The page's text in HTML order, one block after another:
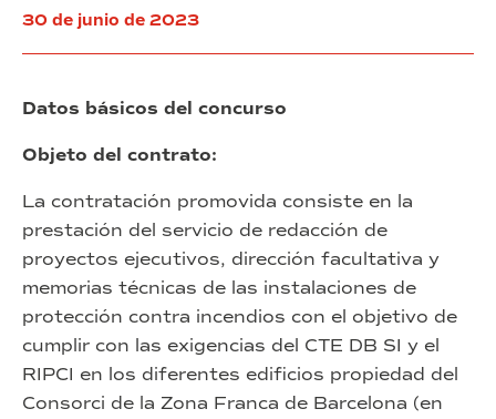
30 de junio de 2023
Datos básicos del concurso
Objeto del contrato:
La contratación promovida consiste en la
prestación del servicio de redacción de
proyectos ejecutivos, dirección facultativa y
memorias técnicas de las instalaciones de
protección contra incendios con el objetivo de
cumplir con las exigencias del CTE DB SI y el
RIPCI en los diferentes edificios propiedad del
Consorci de la Zona Franca de Barcelona (en